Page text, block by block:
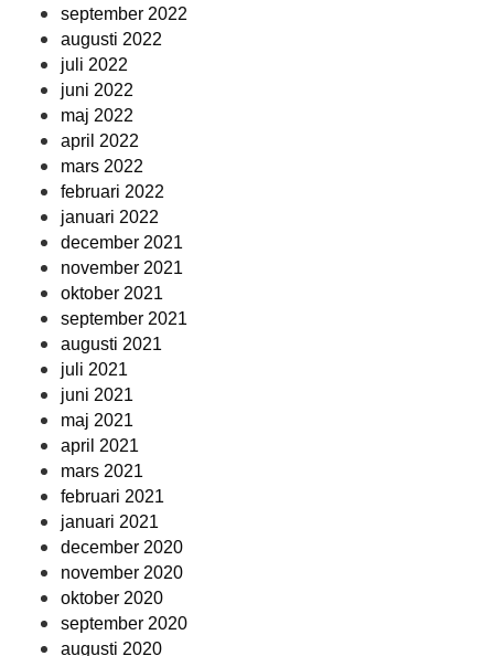
september 2022
augusti 2022
juli 2022
juni 2022
maj 2022
april 2022
mars 2022
februari 2022
januari 2022
december 2021
november 2021
oktober 2021
september 2021
augusti 2021
juli 2021
juni 2021
maj 2021
april 2021
mars 2021
februari 2021
januari 2021
december 2020
november 2020
oktober 2020
september 2020
augusti 2020